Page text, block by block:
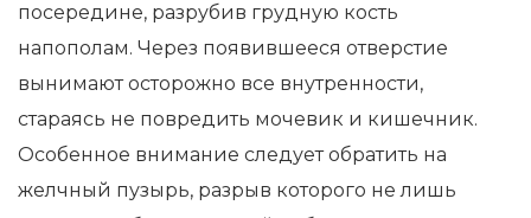
посередине, разрубив грудную кость
напополам. Через появившееся отверстие
вынимают осторожно все внутренности,
стараясь не повредить мочевик и кишечник.
Особенное внимание следует обратить на
желчный пузырь, разрыв которого не лишь